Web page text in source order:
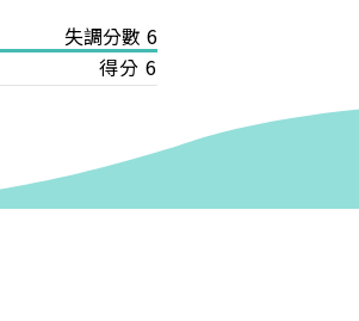
失調分數 6
得分 6